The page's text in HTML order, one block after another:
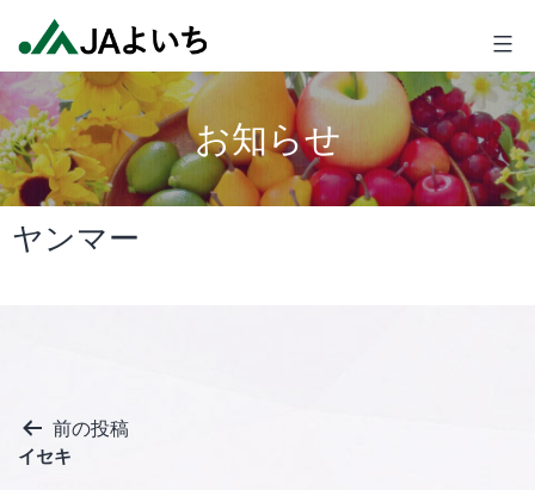
テ
ン
ツ
へ
ス
キ
よ
い
ち
お知らせ
ヤンマー
投
稿
前の投稿
イセキ